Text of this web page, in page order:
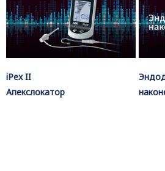
iPex II
Апекслокатор